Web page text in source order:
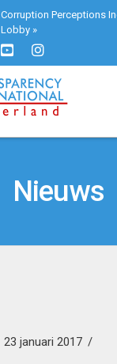
Corruption Perceptions
Lobby»
Nieuws
23 januari 2017